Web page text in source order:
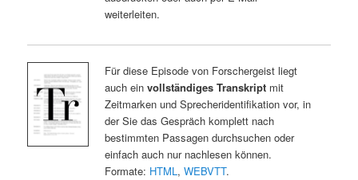
weiterleiten.
Für diese Episode von Forschergeist liegt
auch ein vollständiges Transkriptmit
Zeitmarken und Sprecheridentifikation vor, in
der Sie das Gespräch komplett nach
bestimmten Passagen durchsuchen oder
einfach auch nur nachlesen können.
Formate: HTML, WEBVTT.